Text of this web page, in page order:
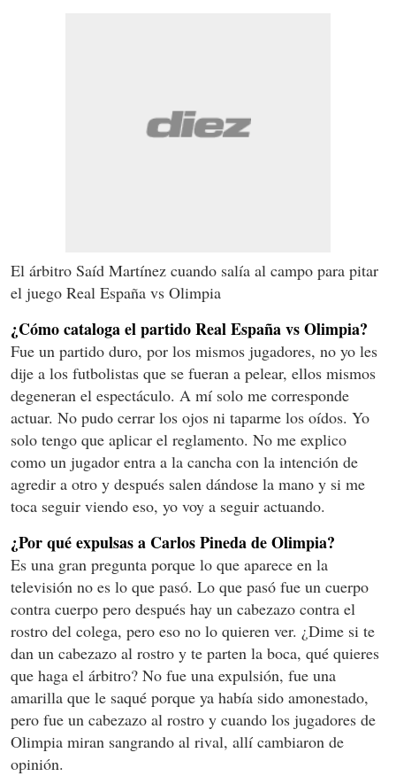
El árbitro Saíd Martínez cuando salía al campo para pitar
el juego Real España vs Olimpia
¿Cómo cataloga el partido Real España vs Olimpia?
Fue un partido duro, por los mismos jugadores, no yo les
dije a los futbolistas que se fueran a pelear, ellos mismos
degeneran el espectáculo. A mí solo me corresponde
actuar. No pudo cerrar los ojos ni taparme los oídos. Yo
solo tengo que aplicar el reglamento. No me explico
como un jugador entra a la cancha con la intención de
agredir a otro y después salen dándose la mano y si me
toca seguir viendo eso, yo voy a seguir actuando.
¿Por qué expulsas a Carlos Pineda de Olimpia?
Es una gran pregunta porque lo que aparece en la
televisión no es lo que pasó. Lo que pasó fue un cuerpo
contra cuerpo pero después hay un cabezazo contra el
rostro del colega, pero eso no lo quieren ver. ¿Dime si te
dan un cabezazo al rostro y te parten la boca, qué quieres
que haga el árbitro? No fue una expulsión, fue una
amarilla que le saqué porque ya había sido amonestado,
pero fue un cabezazo al rostro y cuando los jugadores de
Olimpia miran sangrando al rival, allí cambiaron de
opinión.